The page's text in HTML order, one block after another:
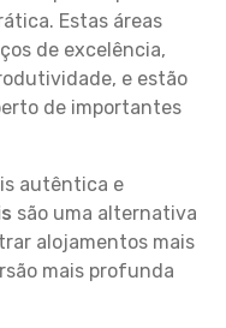
Estas áreas
de excelência,
e estão
de importantes
autêntica e
são uma alternativa
alojamentos mais
mais profunda